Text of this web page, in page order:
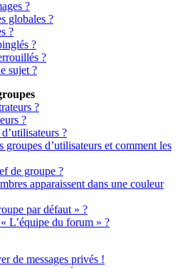
?
globales ?
?
?
?
sujet ?
?
?
?
groupes d’utilisateurs et comment les
de groupe ?
apparaissent dans une couleur
par défaut » ?
L’équipe du forum » ?
de messages privés !